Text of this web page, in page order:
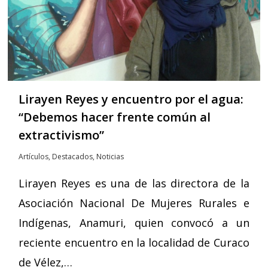
Lirayen Reyes y encuentro por el agua:
“Debemos hacer frente común al
extractivismo”
Artículos, Destacados, Noticias
Lirayen Reyes es una de las directora de la
Asociación Nacional De Mujeres Rurales e
Indígenas, Anamuri, quien convocó a un
reciente encuentro en la localidad de Curaco
de Vélez,…